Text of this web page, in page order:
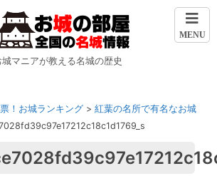
MENU
城マニアが教える名城の歴史
！お城ランキング> 紅葉の名所で有名なお城